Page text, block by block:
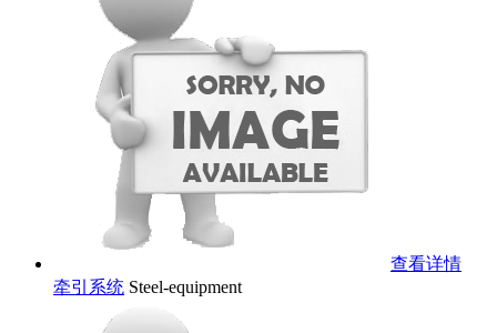
查看详情
牵引系统 Steel-equipment